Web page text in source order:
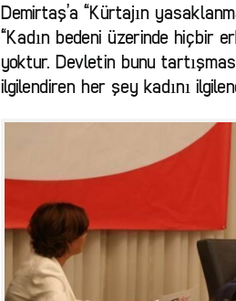
Demirtaş’a “Kürtajın
“Kadın bedeni üzerinde hiçbir
yoktur. Devletin bunu
ilgilendiren her şey kadını